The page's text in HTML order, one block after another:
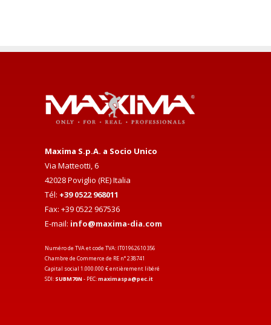
Maxima S.p.A. a Socio Unico
Via Matteotti, 6
42028 Poviglio (RE) Italia
Tél: +39 0522 968011
Fax: +39 0522 967536
E-mail: info@maxima-dia.com
Numéro de TVA et code TVA: IT01962610356
Chambre de Commerce de RE n° 238741
Capital social 1.000.000 € entièrement libéré
SDI: SUBM70N - PEC:maximaspa@pec.it